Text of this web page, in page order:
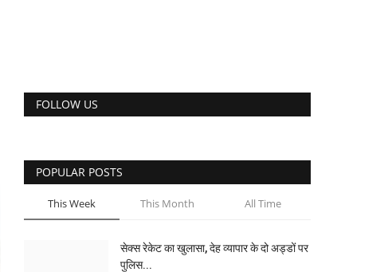
FOLLOW US
POPULAR POSTS
This Week This Month All Time
सेक्स रेकेट का खुलासा, देह व्यापार के दो अड्डों पर
पुलिस...